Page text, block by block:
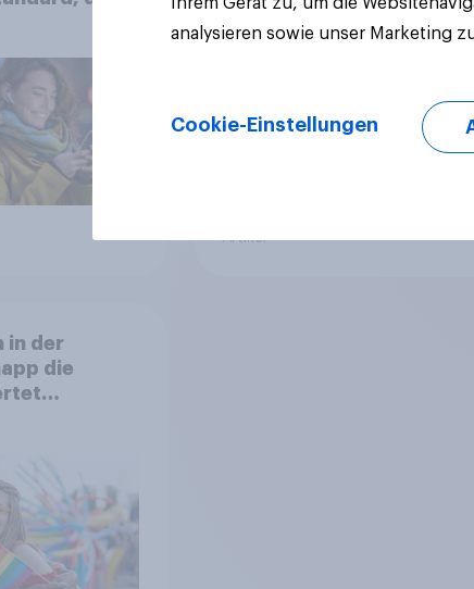
mehr Begeisterung als
Artikel
in der
die
analysieren sowie unser Marketing
Cookie-Einstellungen